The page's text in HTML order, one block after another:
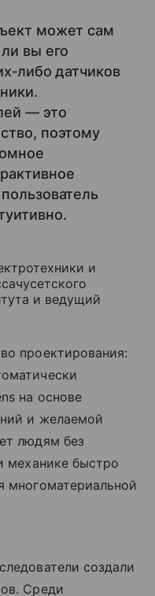
может сам
вы его
датчиков
— это
поэтому
и
и ведущий
проектирования:
на основе
и желаемой
людям без
механике быстро
многоматериальной
создали
Среди